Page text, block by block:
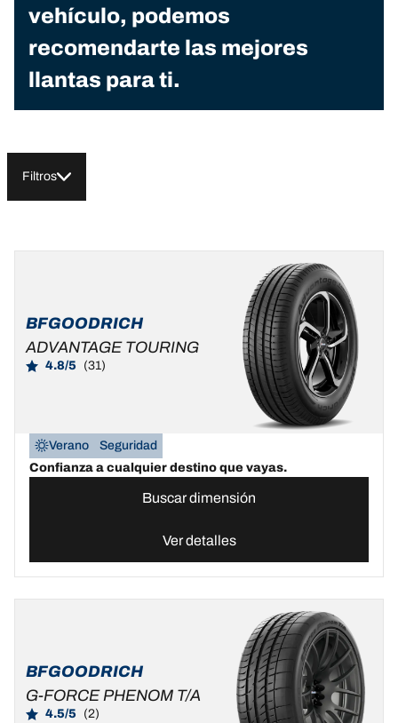
vehículo, podemos
recomendarte las mejores
llantas para ti.
Filtros
BFGOODRICH
ADVANTAGE TOURING
4.8/5 (31)
Verano
Seguridad
Confianza a cualquier destino que vayas.
Buscar dimensión
Ver detalles
BFGOODRICH
G-FORCE PHENOM T/A
4.5/5 (2)